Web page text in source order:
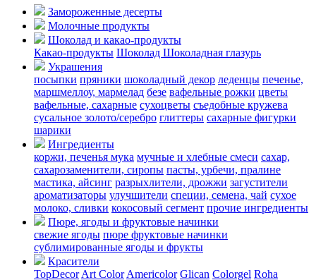
Замороженные десерты
Молочные продукты
Шоколад и какао-продукты
Какао-продукты Шоколад Шоколадная глазурь
Украшения
посыпки пряники шоколадный декор леденцы печенье,
маршмеллоу, мармелад безе вафельные рожки цветы
вафельные, сахарные сухоцветы съедобные кружева
сусальное золото/серебро глиттеры сахарные фигурки
шарики
Ингредиенты
коржи, печенья мука мучные и хлебные смеси сахар,
сахарозаменители, сиропы пасты, урбечи, пралине
мастика, айсинг разрыхлители, дрожжи загустители
ароматизаторы улучшители специи, семена, чай сухое
молоко, сливки кокосовый сегмент прочие ингредиенты
Пюре, ягоды и фруктовые начинки
свежие ягоды пюре фруктовые начинки
сублимированные ягоды и фрукты
Красители
TopDecor Art Color Americolor Glican Colorgel Roha